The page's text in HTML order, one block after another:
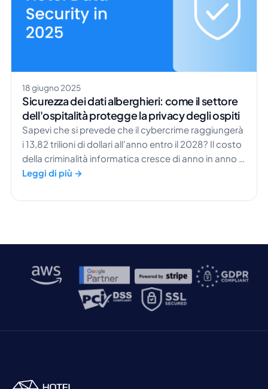
18 giugno 2025
Sicurezza dei dati alberghieri: come il settore
dell'ospitalità protegge la privacy degli ospiti
Sapevi che si prevede che il cybercrime raggiungerà
i 13,82 trilioni di dollari all'anno entro il 2028? Il costo
della criminalità informatica cresce di anno in anno e
il suo impatto si fa sentire in gran parte dei settori,
conservano enormi quantità di informazioni sensibili
Leggi di più →